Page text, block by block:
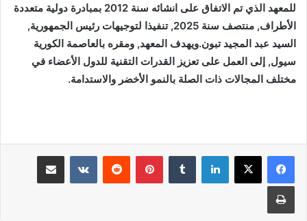
للمعهد الذي تم الاتفاق على انشائه سنة 2012 بمبادرة دولية متعددة
الأطراف, منتصف سنة 2025, تنفيذا لتوجيهات رئيس الجمهورية,
السيد عبد المجيد تبون.ويهدف المعهد, ومقره بالعاصمة الكورية
سيول, إلى العمل على تعزيز القدرات التقنية للدول الأعضاء في
مختلف المجالات ذات الصلة بالنمو الأخضر والاستدامة.
لينكدإن بينتيريست
طباعة